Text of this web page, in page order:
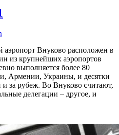
Внуково расположен в
из крупнейших аэропортов
выполняется более 80
Армении, Украины, и десятки
за рубеж. Во Внуково считают,
делегации – другое, и